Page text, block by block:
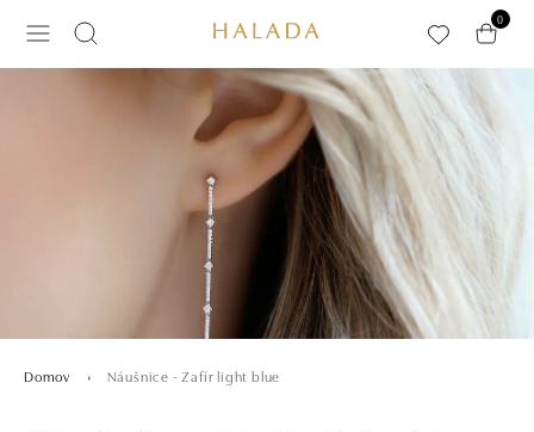
0
Domov Náušnice - Zafír light blue